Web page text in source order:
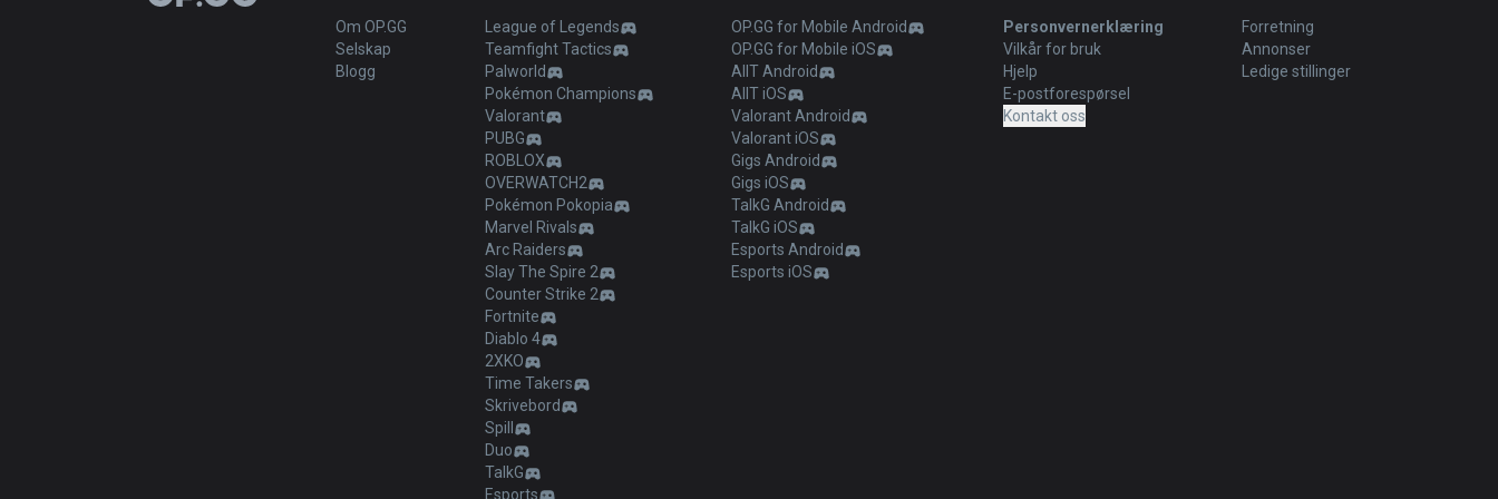
Om OP.GG
Selskap
Blogg
League of Legends
Teamfight Tactics
Palworld
Pokémon Champions
Valorant
PUBG
ROBLOX
OVERWATCH2
Pokémon Pokopia
Marvel Rivals
Arc Raiders
Slay The Spire 2
Counter Strike 2
Fortnite
Diablo 4
2XKO
Time Takers
Skrivebord
Spill
Duo
TalkG
Esports
OP.GG for Mobile Android
OP.GG for Mobile iOS
AllT Android
AllT iOS
Valorant Android
Valorant iOS
Gigs Android
Gigs iOS
TalkG Android
TalkG iOS
Esports Android
Esports iOS
Personvernerklæring
Vilkår for bruk
Hjelp
E-postforespørsel
Kontakt oss
Forretning
Annonser
Ledige stillinger